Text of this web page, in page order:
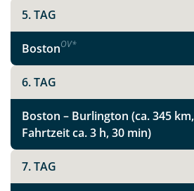
5. TAG
BostonOV*
6. TAG
Boston – Burlington (ca. 345
Fahrtzeit ca. 3 h, 30 min)
7. TAG